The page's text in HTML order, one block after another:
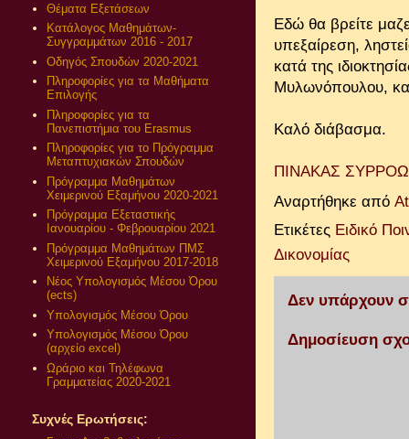
Εδώ θα βρείτε
υπεξαίρεση,
κατά της
Μυλωνόπουλου,
Καλό διάβασμα.
ΠΙΝΑΚΑΣ
Αναρτήθηκε από
Ετικέτες Ειδικό
Δικονομίας
Δεν υπάρχουν
Δημοσίευση
Θέματα Εξετάσεων
Κατάλογος Μαθημάτων-
Συγγραμμάτων 2016 - 2017
Οδηγός Σπουδών 2020-2021
Πληροφορίες για τα Μαθήματα
Επιλογής
Πληροφορίες για τα
Πανεπιστήμια του Erasmus
Πληροφορίες για το Πρόγραμμα
Μεταπτυχιακών Σπουδών
Πρόγραμμα Μαθημάτων
Χειμερινού Εξαμήνου 2020-2021
Πρόγραμμα Εξεταστικής
Ιανουαρίου - Φεβρουαρίου 2021
Πρόγραμμα Μαθημάτων ΠΜΣ
Χειμερινού Εξαμήνου 2017-2018
Νέος Υπολογισμός Μέσου Όρου
(ects)
Υπολογισμός Μέσου Όρου
Υπολογισμός Μέσου Όρου
(αρχείο excel)
Ωράριο και Τηλέφωνα
Γραμματείας 2020-2021
Συχνές Ερωτήσεις: